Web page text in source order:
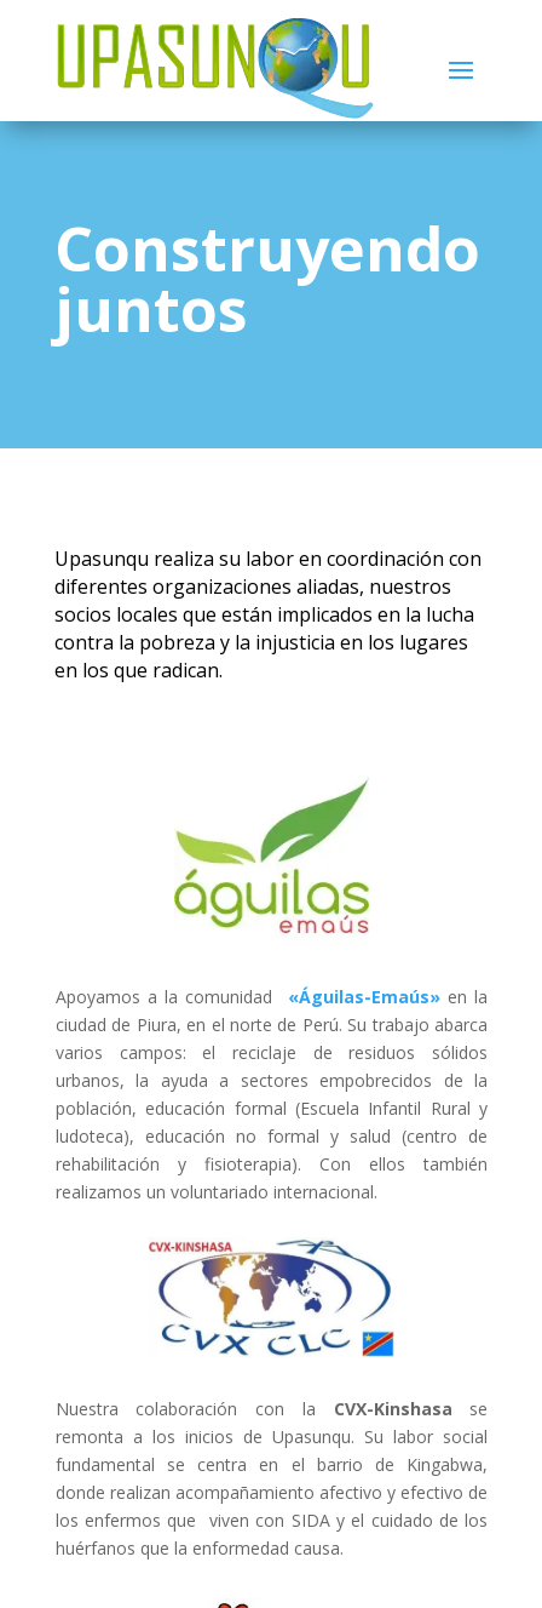
Construyendo
juntos
Upasunqu realiza su labor en coordinación con
diferentes organizaciones aliadas, nuestros
socios locales que están implicados en la lucha
contra la pobreza y la injusticia en los lugares
en los que radican.
Apoyamos a la comunidad «Águilas-Emaús» en la
ciudad de Piura, en el norte de Perú. Sutrabajo abarca
varios campos: el reciclaje de residuos sólidos
urbanos, la ayuda a sectores empobrecidos de la
población, educación formal (Escuela Infantil Rural y
ludoteca), educación no formal y salud (centro de
rehabilitación y fisioterapia). Con ellos también
realizamos un voluntariado internacional.
Nuestra colaboración con la CVX-Kinshasa se
remonta a los inicios de Upasunqu. Su labor social
fundamental se centra en el barrio de Kingabwa,
donde realizan acompañamiento afectivo y efectivo de
los enfermos que viven con SIDA y el cuidado de los
huérfanos que la enformedad causa.